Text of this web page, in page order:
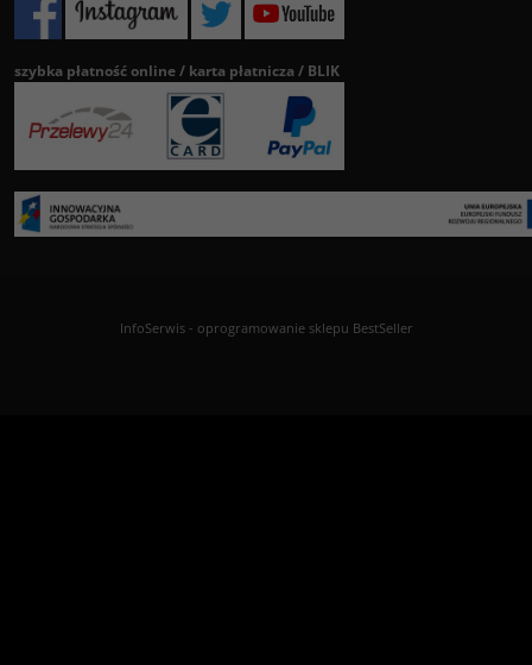
szybka płatność online / karta płatnicza / BLIK
InfoSerwis- oprogramowanie sklepu BestSeller